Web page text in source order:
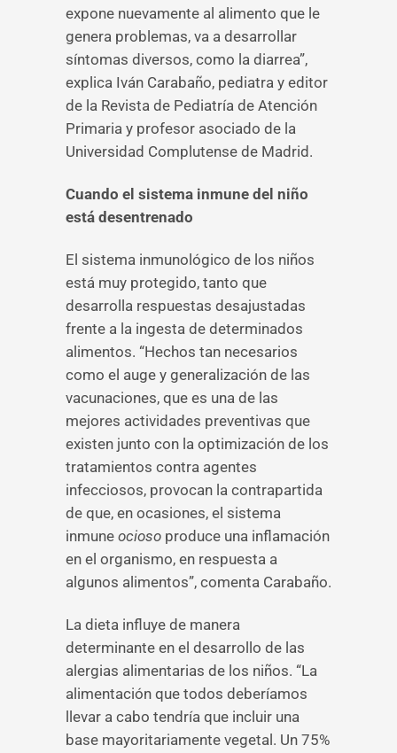
expone nuevamente al alimento que le
genera problemas, va a desarrollar
síntomas diversos, como la diarrea”,
explica Iván Carabaño, pediatra y editor
de la Revista de Pediatría de Atención
Primaria y profesor asociado de la
Universidad Complutense de Madrid.
Cuando el sistema inmune del niño
está desentrenado
El sistema inmunológico de los niños
está muy protegido, tanto que
desarrolla respuestas desajustadas
frente a la ingesta de determinados
alimentos. “Hechos tan necesarios
como el auge y generalización de las
vacunaciones, que es una de las
mejores actividades preventivas que
existen junto con la optimización de los
tratamientos contra agentes
infecciosos, provocan la contrapartida
de que, en ocasiones, el sistema
inmune ocioso produce una inflamación
en el organismo, en respuesta a
algunos alimentos”, comenta Carabaño.
La dieta influye de manera
determinante en el desarrollo de las
alergias alimentarias de los niños. “La
alimentación que todos deberíamos
llevar a cabo tendría que incluir una
base mayoritariamente vegetal. Un 75%